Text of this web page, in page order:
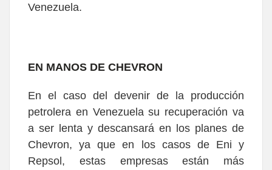
Venezuela.
EN MANOS DE CHEVRON
En el caso del devenir de la producción
petrolera en Venezuela su recuperación va
a ser lenta y descansará en los planes de
Chevron, ya que en los casos de Eni y
Repsol, estas empresas están más